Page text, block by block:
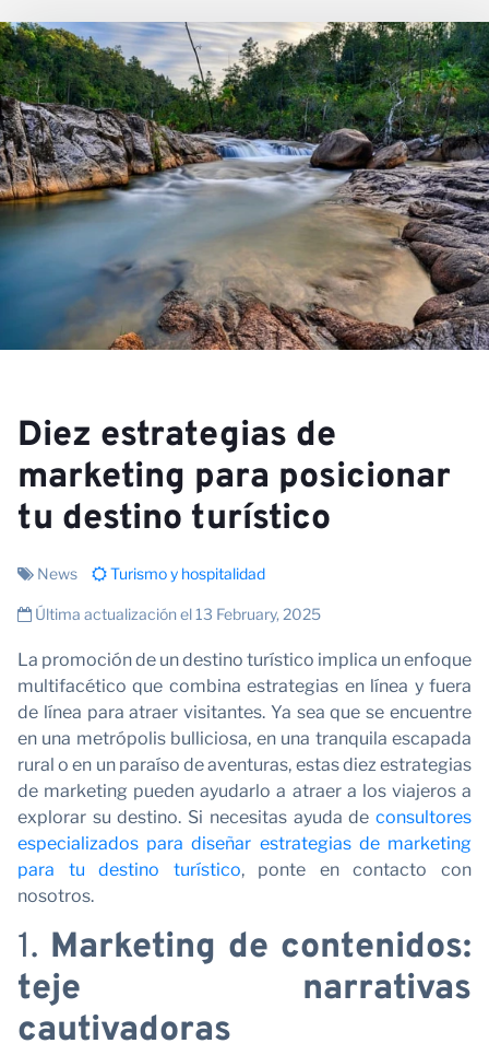
Diez estrategias de
marketing para posicionar
tu destino turístico
News Turismo y hospitalidad
Última actualización el 13 February, 2025
La promoción de un destino turístico implica un enfoque
multifacético que combina estrategias en línea y fuera
de línea para atraer visitantes. Ya sea que se encuentre
en una metrópolis bulliciosa, en una tranquila escapada
rural o en un paraíso de aventuras, estas diez estrategias
de marketing pueden ayudarlo a atraer a los viajeros a
explorar su destino. Si necesitas ayuda de consultores
especializados para diseñar estrategias de marketing
para tu destino turístico, ponte en contacto con
nosotros.
1. Marketing de contenidos:
teje narrativas
cautivadoras